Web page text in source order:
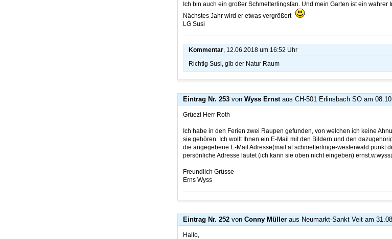
Ich bin auch ein großer Schmetterlingsfan. Und mein Garten ist ein wahrer
Nächstes Jahr wird er etwas vergrößert
LG Susi
Kommentar, 12.06.2018 um 16:52 Uhr
Richtig Susi, gib der Natur Raum
Eintrag Nr. 253 von Wyss Ernst aus CH-501 Erlinsbach SO am
Grüezi Herr Roth
Ich habe in den Ferien zwei Raupen gefunden, von welchen ich keine
sie gehören. Ich wollt Ihnen ein E-Mail mit den Bildern und den
die angegebene E-Mail Adresse(mail at schmetterlinge-westerwald punkt
persönliche Adresse lautet (ich kann sie oben nicht eingeben)
Freundlich Grüsse
Erns Wyss
Eintrag Nr. 252 von Conny Müller aus Neumarkt-Sankt Veit am
Hallo,